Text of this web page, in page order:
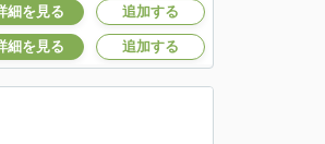
細を見る 追加する
細を見る 追加する